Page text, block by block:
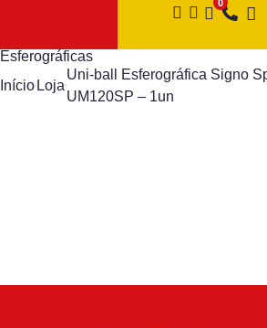
Esferográficas
Início Loja
Uni-ball Esferográfica Signo
UM120SP – 1un